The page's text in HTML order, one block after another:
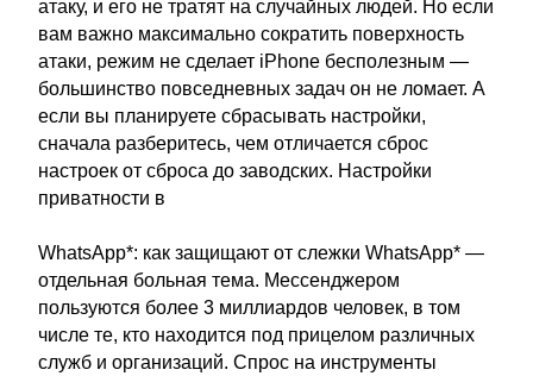
атаку, и его не тратят на случайных людей. Но если
вам важно максимально сократить поверхность
атаки, режим не сделает iPhone бесполезным —
большинство повседневных задач он не ломает. А
если вы планируете сбрасывать настройки,
сначала разберитесь, чем отличается сброс
настроек от сброса до заводских. Настройки
приватности в
WhatsApp*: как защищают от слежки WhatsApp* —
отдельная больная тема. Мессенджером
пользуются более 3 миллиардов человек, в том
числе те, кто находится под прицелом различных
служб и организаций. Спрос на инструменты